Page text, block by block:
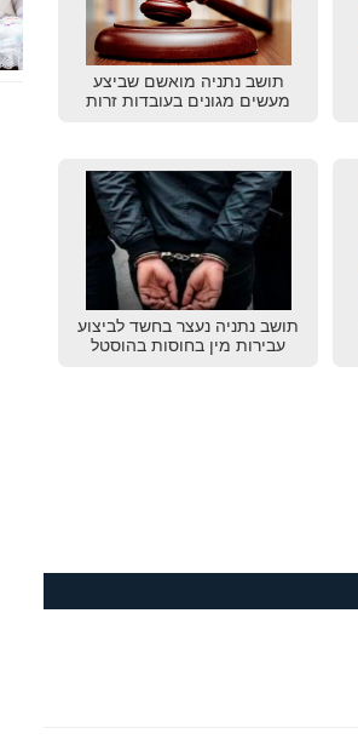
תושב נתניה מואשם שביצע
מעשים מגונים בעובדות זרות
תושב נתניה נעצר בחשד לביצוע
עבירות מין בחוסות בהוסטל